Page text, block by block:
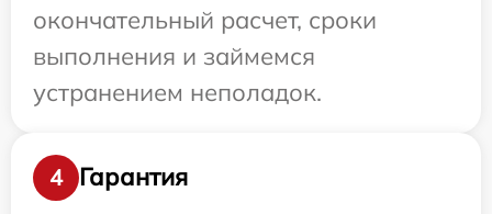
окончательный расчет, сроки
выполнения и займемся
устранением неполадок.
4
Гарантия